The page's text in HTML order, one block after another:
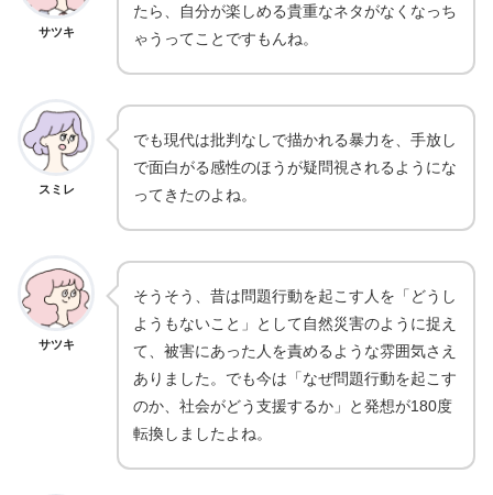
サツキ
たら、自分が楽しめる貴重なネタがなくなっち
ゃうってことですもんね。
スミレ
でも現代は批判なしで描かれる暴力を、手放し
で面白がる感性のほうが疑問視されるようにな
ってきたのよね。
サツキ
そうそう、昔は問題行動を起こす人を「どうし
ようもないこと」として自然災害のように捉え
て、被害にあった人を責めるような雰囲気さえ
ありました。でも今は「なぜ問題行動を起こす
のか、社会がどう支援するか」と発想が180度
転換しましたよね。